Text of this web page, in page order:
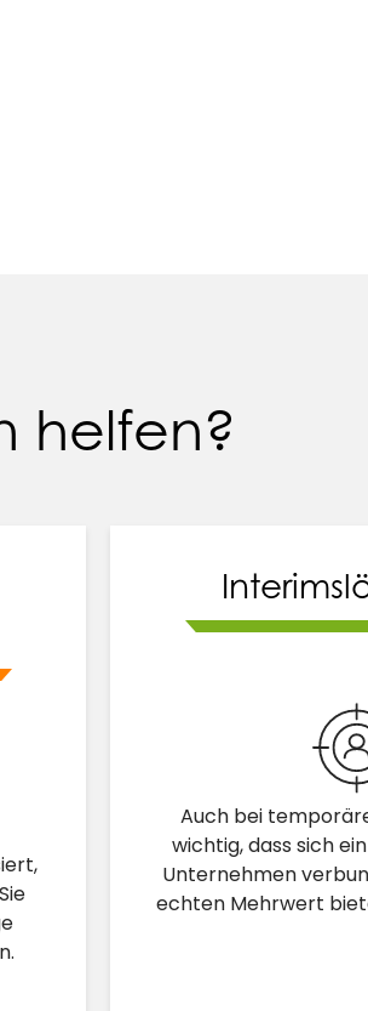
helfen?
Auch bei
wichtig, dass sich
Unternehmen
echten Mehrwert